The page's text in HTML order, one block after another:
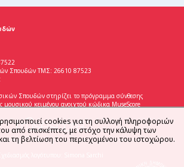
Σπουδών ΤΜΣ: 26610 87523
Σπουδών στηρίζει το πρόγραμμα σύνθεσης
μουσικού κειμένου ανοιχτού κώδικα MuseScore
cookies για τη συλλογή πληροφοριών
από επισκέπτες, με στόχο την κάλυψη των
τη βελτίωση του περιεχομένου του ιστοχώρου.